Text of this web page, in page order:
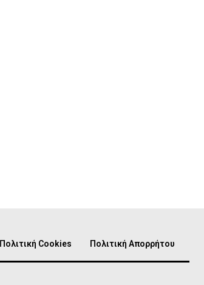
Πολιτική Cookies Πολιτική Απορρήτου